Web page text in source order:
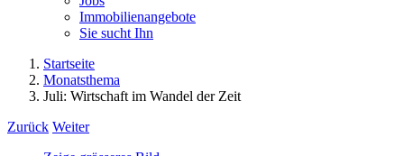
Immobilienangebote
Sie sucht Ihn
Startseite
Monatsthema
Juli: Wirtschaft im Wandel der Zeit
Zurück Weiter